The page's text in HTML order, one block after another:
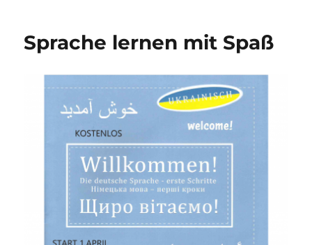
Sprache lernen mit Spaß